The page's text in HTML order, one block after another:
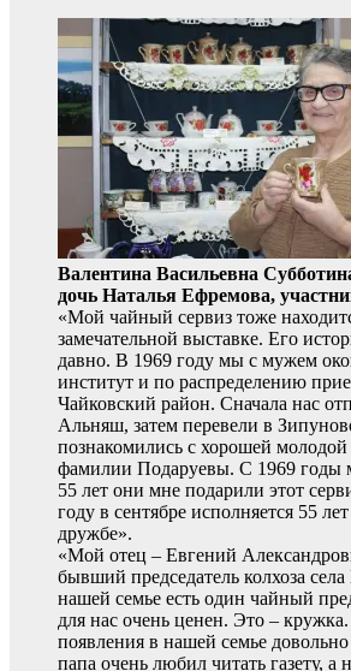
Валентина Васильевна
дочь Наталья Ефремова,
«Мой чайный сервиз тоже
замечательной выставке. Его
давно. В 1969 году мы с мужем
институт и по распределению
Чайковский район. Сначала нас
Альняш, затем перевели в
познакомились с хорошей
фамилии Подаруевы. С 1969
55 лет они мне подарили этот
году в сентябре исполняется 55
дружбе».
«Мой отец – Евгений
бывший председатель колхоза
нашей семье есть один чайный
для нас очень ценен. Это –
появления в нашей семье
папа очень любил читать газету, а